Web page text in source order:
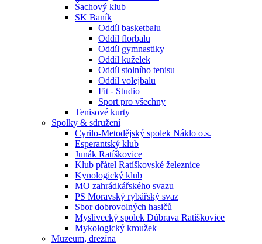
Šachový klub
SK Baník
Oddíl basketbalu
Oddíl florbalu
Oddíl gymnastiky
Oddíl kuželek
Oddíl stolního tenisu
Oddíl volejbalu
Fit - Studio
Sport pro všechny
Tenisové kurty
Spolky & sdružení
Cyrilo-Metodějský spolek Náklo o.s.
Esperantský klub
Junák Ratíškovice
Klub přátel Ratíškovské železnice
Kynologický klub
MO zahrádkářského svazu
PS Moravský rybářský svaz
Sbor dobrovolných hasičů
Myslivecký spolek Dúbrava Ratíškovice
Mykologický kroužek
Muzeum, drezína